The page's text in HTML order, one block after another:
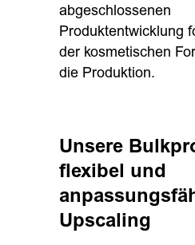
abgeschlossenen
Produktentwicklung
der kosmetischen
die Produktion.
Unsere
flexibel und
Upscaling